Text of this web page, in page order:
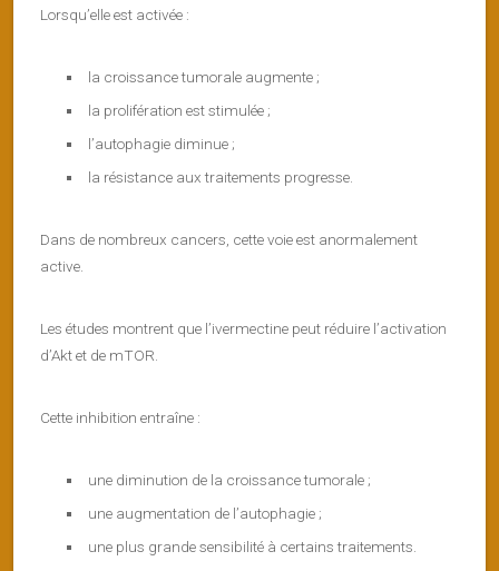
Lorsqu’elle est activée :
la croissance tumorale augmente ;
la prolifération est stimulée ;
l’autophagie diminue ;
la résistance aux traitements progresse.
Dans de nombreux cancers, cette voie est anormalement
active.
Les études montrent que l’ivermectine peut réduire l’activation
d’Akt et de mTOR.
Cette inhibition entraîne :
une diminution de la croissance tumorale ;
une augmentation de l’autophagie ;
une plus grande sensibilité à certains traitements.